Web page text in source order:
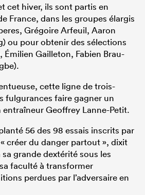
cet hiver, ils sont partis en
France, dans les groupes élargis
Grégoire Arfeuil, Aaron
ou pour obtenir des sélections
Émilien Gailleton, Fabien Brau-
cette ligne de trois-
fulgurances faire gagner un
entraîneur Geoffrey Lanne-Petit.
56 des 98 essais inscrits par
créer du danger partout », dixit
grande dextérité sous les
faculté à transformer
perdues par l’adversaire en